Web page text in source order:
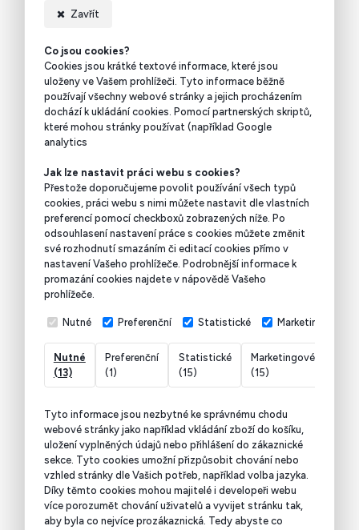
Zavřít
Co jsou cookies?
Cookies jsou krátké textové informace, které jsou
uloženy ve Vašem prohlížeči. Tyto informace běžně
používají všechny webové stránky a jejich procházením
dochází k ukládání cookies. Pomocí partnerských skriptů,
které mohou stránky používat (například Google
analytics
Jak lze nastavit práci webu s cookies?
Přestože doporučujeme povolit používání všech typů
cookies, práci webu s nimi můžete nastavit dle vlastních
preferencí pomocí checkboxů zobrazených níže. Po
odsouhlasení nastavení práce s cookies můžete změnit
své rozhodnutí smazáním či editací cookies přímo v
nastavení Vašeho prohlížeče. Podrobnější informace k
promazání cookies najdete v nápovědě Vašeho
prohlížeče.
Nutné Preferenční Statistické Marketingové
Nutné
(13)
Preferenční
(1)
Statistické
(15)
Marketingové
(15)
Tyto informace jsou nezbytné ke správnému chodu
webové stránky jako například vkládání zboží do košíku,
uložení vyplněných údajů nebo přihlášení do zákaznické
sekce. Tyto cookies umožní přizpůsobit chování nebo
vzhled stránky dle Vašich potřeb, například volba jazyka.
Díky těmto cookies mohou majitelé i developeři webu
více porozumět chování uživatelů a vyvijet stránku tak,
aby byla co nejvíce prozákaznická. Tedy abyste co